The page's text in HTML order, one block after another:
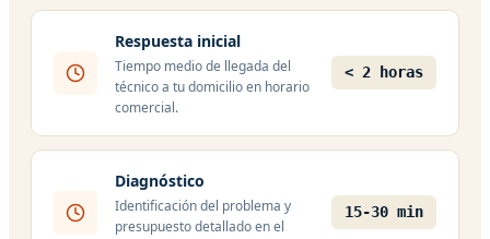
Respuesta inicial
Tiempo medio de llegada del
técnico a tu domicilio en horario
comercial.
< 2 horas
Diagnóstico
Identificación del problema y
presupuesto detallado en el
15-30 min